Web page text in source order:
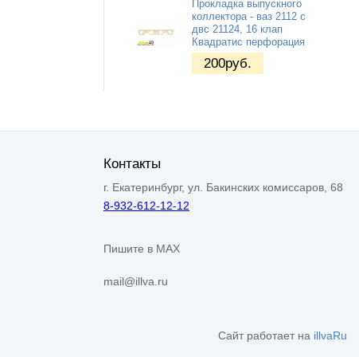
Прокладка выпускного
коллектора - ваз 2112 с
двс 21124, 16 клап
Квадратис перфорация
200руб.
Контакты
г. Екатеринбург, ул. Бакинских комиссаров, 68
8-932-612-12-12
Пишите в MAX
mail@illva.ru
Сайт работает на illvaRu